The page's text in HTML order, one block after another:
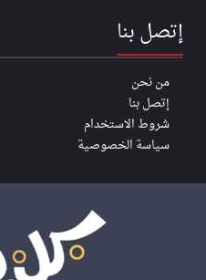
إتصل بنا
من نحن
إتصل بنا
شروط الاستخدام
سياسة الخصوصية